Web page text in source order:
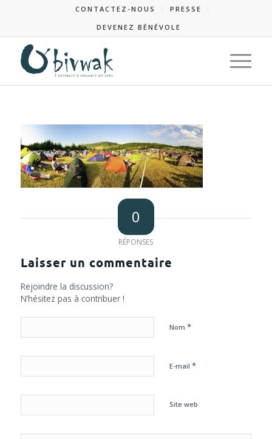
CONTACTEZ-NOUS
PRESSE
DEVENEZ BÉNÉVOLE
0
RÉPONSES
Laisser un commentaire
Rejoindre la discussion?
N’hésitez pas à contribuer !
Nom *
E-mail *
Site web